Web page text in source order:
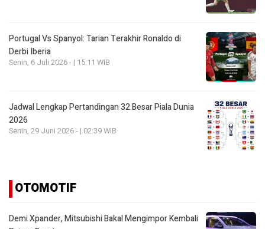
Portugal Vs Spanyol: Tarian Terakhir Ronaldo di
Derbi Iberia
Senin, 6 Juli 2026 - | 15:11 WIB
Jadwal Lengkap Pertandingan 32 Besar Piala Dunia
2026
Senin, 29 Juni 2026 - | 02:39 WIB
OTOMOTIF
Demi Xpander, Mitsubishi Bakal Mengimpor Kembali